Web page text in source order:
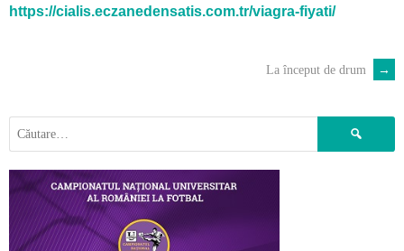
https://cialis.eczanedensatis.com.tr/viagra-fiyati/
NAVIGATION
La început de drum →